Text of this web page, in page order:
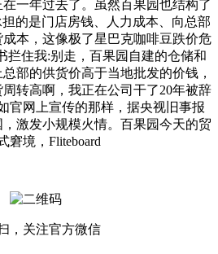
一年过去了。虽然百果园也结构了
的是门店房钱、人力成本、向总部
本，这像极了星巴克咖啡豆跌价危
拦住我:别走，百果园自建的仓储和
部的供货价高于当地批发的价钱，
转高啊，我正在公司干了20年被辞
官网上宣传的那样，据央视旧事报
激发小规模火情。百果园今天的贸
窘境，Fliteboard
，关注官方微信